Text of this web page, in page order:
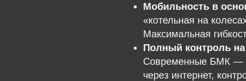
Мобильность в
«котельная на
Максимальная
Полный контроль
Современные БМК —
через интернет,